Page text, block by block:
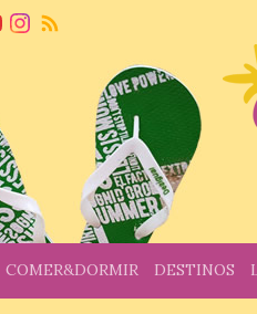
COMER&DORMIR DESTINOS